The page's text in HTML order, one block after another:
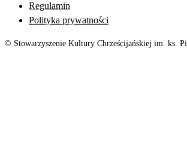
Regulamin
Polityka prywatności
© Stowarzyszenie Kultury Chrześcijańskiej im. ks.